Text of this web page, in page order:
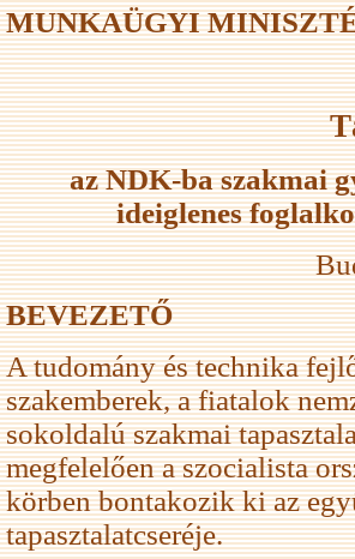
MUNKAÜGYI
az NDK-ba szakmai
ideiglenes
BEVEZETŐ
A tudomány és technika
szakemberek, a fiatalok
sokoldalú szakmai
megfelelően a szocialista
körben bontakozik ki az
tapasztalatcseréje.